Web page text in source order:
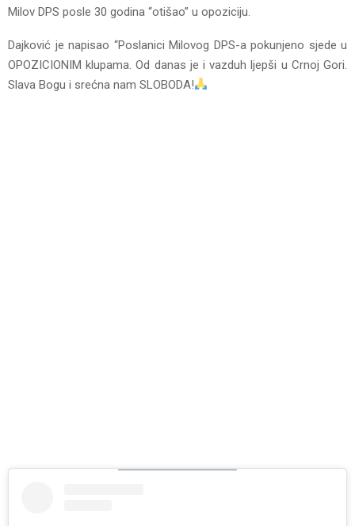
Milov DPS posle 30 godina “otišao” u opoziciju.
Dajković je napisao “Poslanici Milovog DPS-a pokunjeno sjede u
OPOZICIONIM klupama. Od danas je i vazduh ljepši u Crnoj Gori.
Slava Bogu i srećna nam SLOBODA!